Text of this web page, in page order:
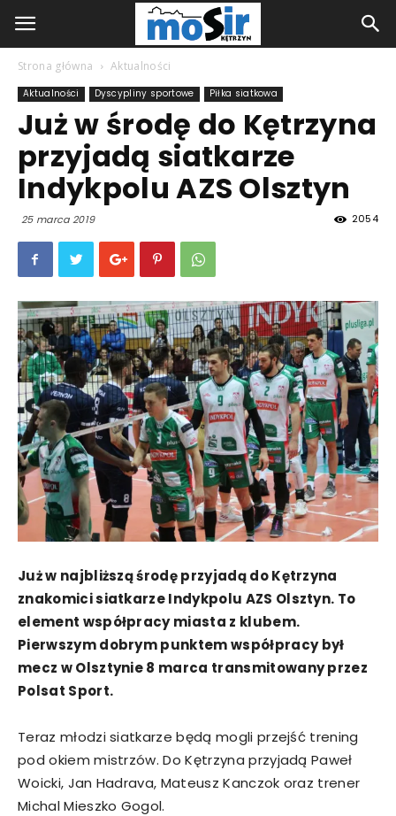
Strona główna Aktualności
Aktualności Dyscypliny sportowe Piłka siatkowa
Już w środę do Kętrzyna
przyjadą siatkarze
Indykpolu AZS Olsztyn
25 marca 2019 2054
Już w najbliższą środę przyjadą do Kętrzyna
znakomici siatkarze Indykpolu AZS Olsztyn. To
element współpracy miasta z klubem.
Pierwszym dobrym punktem współpracy był
mecz w Olsztynie 8 marca transmitowany przez
Polsat Sport.
Teraz młodzi siatkarze będą mogli przejść trening
pod okiem mistrzów. Do Kętrzyna przyjadą Paweł
Woicki, Jan Hadrava, Mateusz Kanczok oraz trener
Michal Mieszko Gogol.